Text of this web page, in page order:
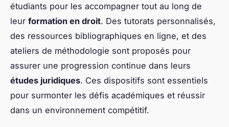
étudiants pour les accompagner tout au long de
leur formation en droit. Des tutorats personnalisés,
des ressources bibliographiques en ligne, et des
ateliers de méthodologie sont proposés pour
assurer une progression continue dans leurs
études juridiques. Ces dispositifs sont essentiels
pour surmonter les défis académiques et réussir
dans un environnement compétitif.